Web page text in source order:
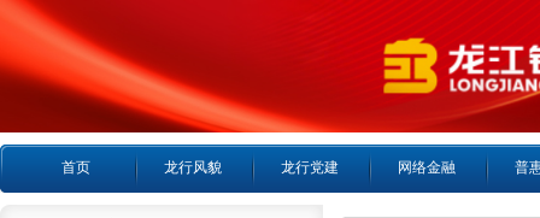
首页 龙行风貌 龙行党建 网络金融 普